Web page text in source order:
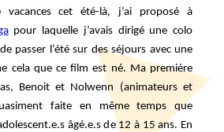
cet été-là, j’ai proposé à
pour laquelle j’avais dirigé une colo
passer l’été sur des séjours avec une
cela que ce film est né. Ma première
Benoit et Nolwenn (animateurs et
faite en même temps que
âgé.e.s de 12 à 15 ans. En